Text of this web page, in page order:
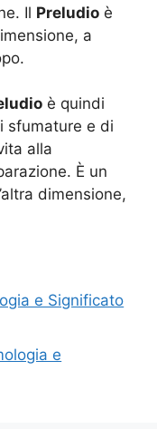
Il Preludio è
a
è quindi
sfumature e di
alla
È un
dimensione,
e Significato
e